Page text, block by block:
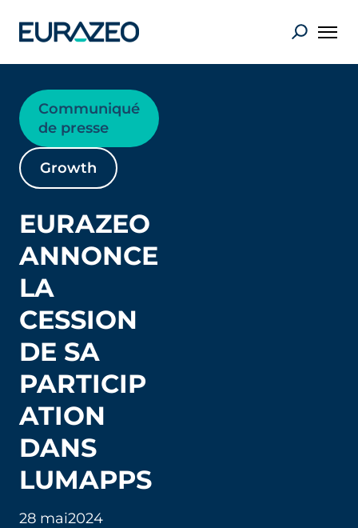
Communiqué
de presse
Growth
EURAZEO
ANNONCE
LA
CESSION
DE SA
PARTICIP
ATION
DANS
LUMAPPS
28 mai2024